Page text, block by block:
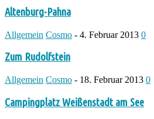
Altenburg-Pahna
Allgemein Cosmo - 4. Februar 2013 0
Zum Rudolfstein
Allgemein Cosmo - 18. Februar 2013 0
Campingplatz Weißenstadt am See